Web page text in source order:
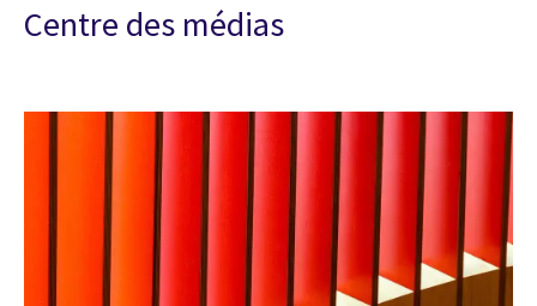
Centre des médias